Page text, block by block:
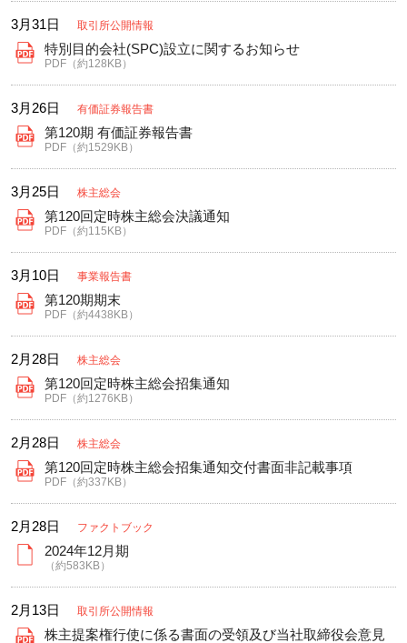
3月31日 取引所公開情報
特別目的会社(SPC)設立に関するお知らせ
PDF（約128KB）
3月26日 有価証券報告書
第120期 有価証券報告書
PDF（約1529KB）
3月25日 株主総会
第120回定時株主総会決議通知
PDF（約115KB）
3月10日 事業報告書
第120期期末
PDF（約4438KB）
2月28日 株主総会
第120回定時株主総会招集通知
PDF（約1276KB）
2月28日 株主総会
第120回定時株主総会招集通知交付書面非記載事項
PDF（約337KB）
2月28日 ファクトブック
2024年12月期
（約583KB）
2月13日 取引所公開情報
株主提案権行使に係る書面の受領及び当社取締役会意見